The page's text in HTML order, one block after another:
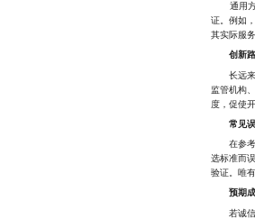
通用方
证。例如
其实际服
创新
长远来看
监管机构
度，促使
常见
在参考诚
选标准而
验证。唯
预期
若诚信榜